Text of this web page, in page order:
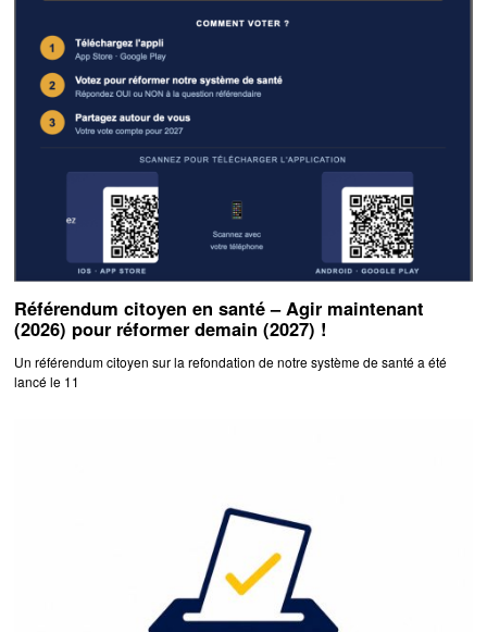
Référendum citoyen en santé – Agir maintenant
(2026) pour réformer demain (2027) !
Un référendum citoyen sur la refondation de notre système de santé a été
lancé le 11